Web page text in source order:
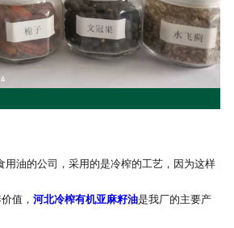
油的公司，采用的是冷榨的工艺，因为这样
值， 河北冷榨有机亚麻籽油是我厂的主要产